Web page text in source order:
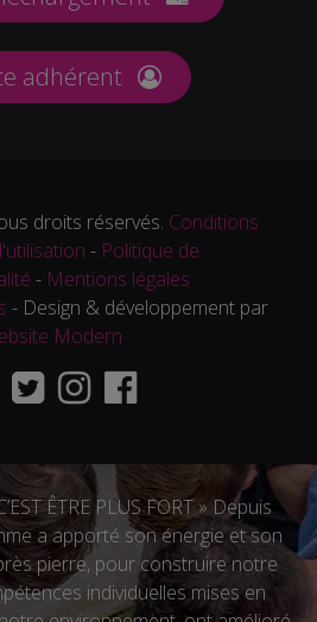
adhérent
droits réservés. Conditions
- Politique de
- Mentions légales
- Design & développement par
Modern
ÊTRE PLUS FORT » Depuis
a apporté son énergie et son
pierre, pour construire notre
individuelles mises en